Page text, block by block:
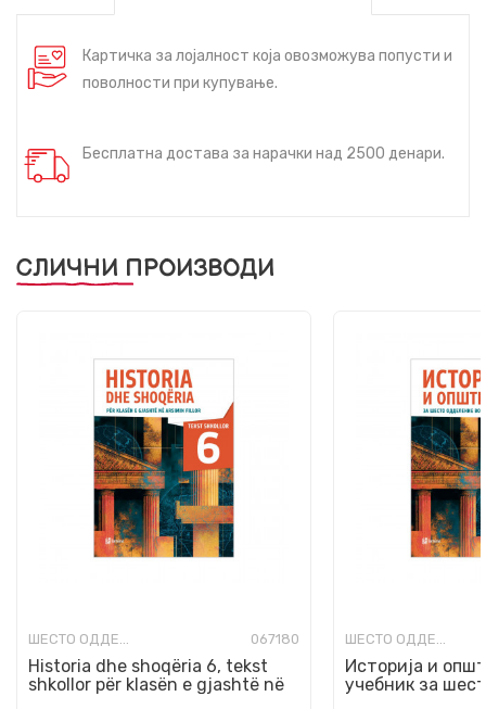
Картичка за лојалност која овозможува попусти и
поволности при купување.
Бесплатна достава за нарачки над 2500 денари.
СЛИЧНИ ПРОИЗВОДИ
ШЕСТО ОДДЕЛЕНИЕ 067180
Historia dhe shoqëria 6, tekst
shkollor për klasën e gjashtë në
ШЕСТО ОДДЕЛЕНИЕ
Историја и
учебник за